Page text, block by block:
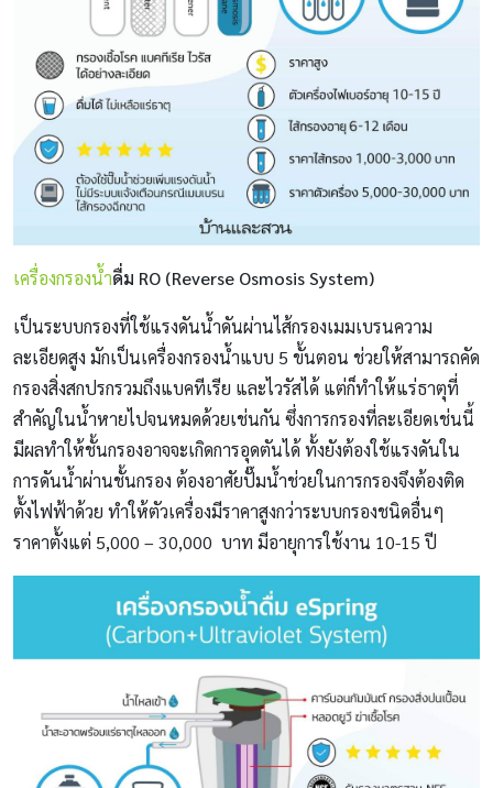
เครื่องกรองน้ำดื่ม RO (Reverse Osmosis System)
เป็นระบบกรองที่ใช้แรงดันน้ำดันผ่านไส้กรองเมมเบรนความ
ละเอียดสูง มักเป็นเครื่องกรองน้ำแบบ 5 ขั้นตอน ช่วยให้สามารถคัด
กรองสิ่งสกปรกรวมถึงแบคทีเรีย และไวรัสได้ แต่ก็ทำให้แร่ธาตุที่
สำคัญในน้ำหายไปจนหมดด้วยเช่นกัน ซึ่งการกรองที่ละเอียดเช่นนี้
มีผลทำให้ชั้นกรองอาจจะเกิดการอุดตันได้ ทั้งยังต้องใช้แรงดันใน
การดันน้ำผ่านชั้นกรอง ต้องอาศัยปั๊มน้ำช่วยในการกรองจึงต้องติด
ตั้งไฟฟ้าด้วย ทำให้ตัวเครื่องมีราคาสูงกว่าระบบกรองชนิดอื่นๆ
ราคาตั้งแต่ 5,000 – 30,000 บาท มีอายุการใช้งาน 10-15 ปี